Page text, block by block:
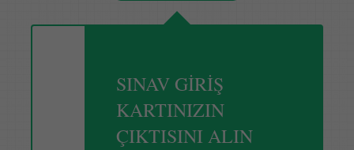
SINAV GİRİŞ
KARTINIZIN
ÇIKTISINI ALIN